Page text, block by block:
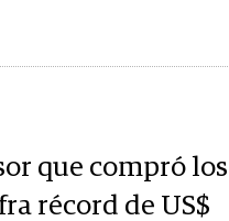
que compró los
récord de US$